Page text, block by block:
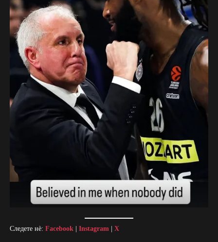
Следете нè: Facebook Instagram X